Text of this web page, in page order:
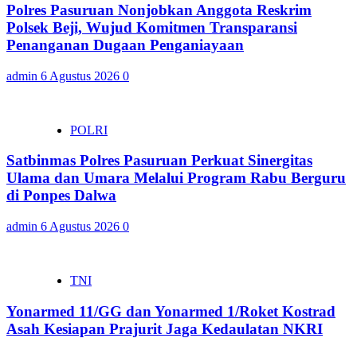
Polres Pasuruan Nonjobkan Anggota Reskrim
Polsek Beji, Wujud Komitmen Transparansi
Penanganan Dugaan Penganiayaan
admin 6 Agustus 2026 0
POLRI
Satbinmas Polres Pasuruan Perkuat Sinergitas
Ulama dan Umara Melalui Program Rabu Berguru
di Ponpes Dalwa
admin 6 Agustus 2026 0
TNI
Yonarmed 11/GG dan Yonarmed 1/Roket Kostrad
Asah Kesiapan Prajurit Jaga Kedaulatan NKRI